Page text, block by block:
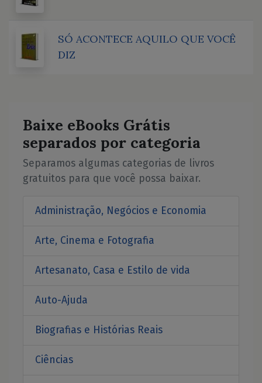
SÓ ACONTECE AQUILO QUE VOCÊ
DIZ
Baixe eBooks Grátis
separados por categoria
Separamos algumas categorias de livros
gratuitos para que você possa baixar.
Administração, Negócios e Economia
Arte, Cinema e Fotografia
Artesanato, Casa e Estilo de vida
Auto-Ajuda
Biografias e Histórias Reais
Ciências